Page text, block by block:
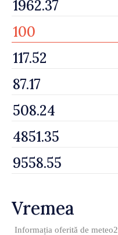
Vremea
Informația oferită de